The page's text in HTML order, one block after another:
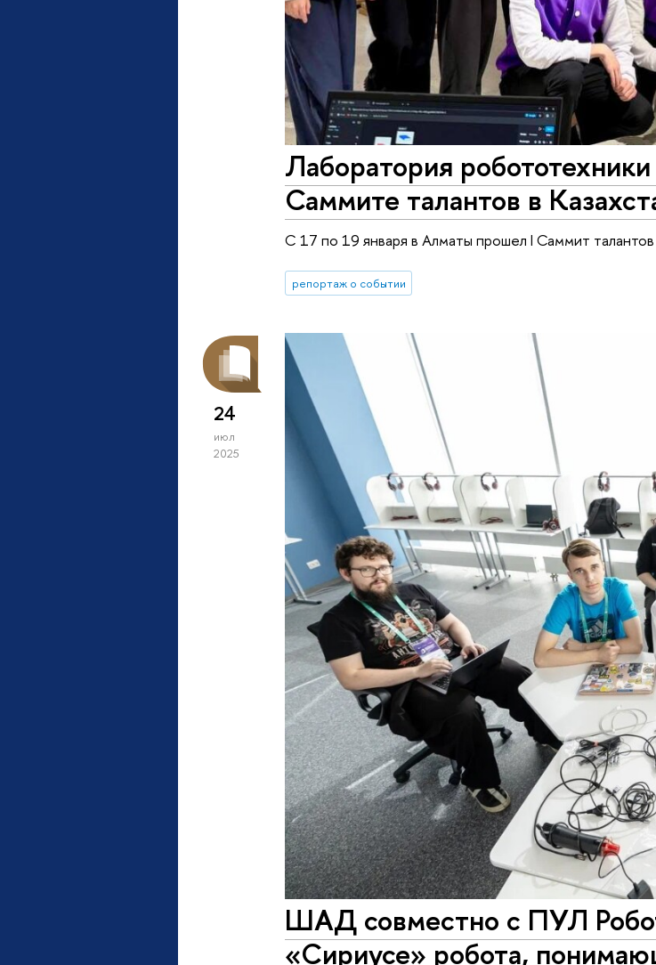
Лаборатория
Саммите талантов в
С 17 по 19 января в Алматы прошел I Саммит талантов
репортаж о событии
24
июл
2025
ШАД совместно с ПУЛ
«Сириусе» робота,